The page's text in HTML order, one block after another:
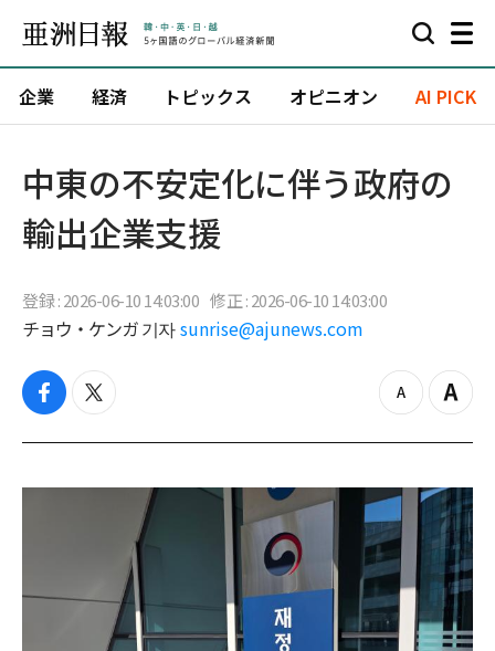
企業 経済 トピックス オピニオン AI PICK
中東の不安定化に伴う政府の
輸出企業支援
登録 : 2026-06-10 14:03:00 修正 : 2026-06-10 14:03:00
チョウ・ケンガ 기자 sunrise@ajunews.com
f
c
b
t
i
t
z
o
o
t
Z
o
i
n